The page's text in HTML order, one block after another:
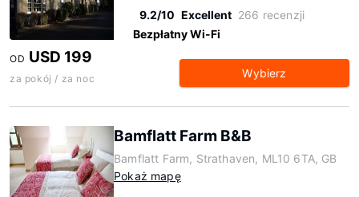
9.2/10 Excellent 266 recenzji
Bezpłatny Wi-Fi
OD USD 199
za pokój / za noc Wybierz
Bamflatt Farm B&B
Bamflatt Farm, Strathaven, ML10 6TA, GB
Pokaż mapę